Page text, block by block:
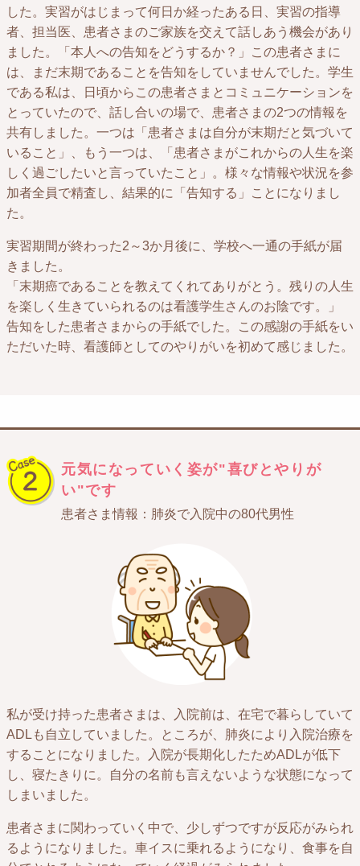
した。実習がはじまって何日か経ったある日、実習の指導
者、担当医、患者さまのご家族を交えて話しあう機会があり
ました。「本人への告知をどうするか？」この患者さまに
は、まだ末期であることを告知をしていませんでした。学生
である私は、日頃からこの患者さまとコミュニケーションを
とっていたので、話し合いの場で、患者さまの2つの情報を
共有しました。一つは「患者さまは自分が末期だと気づいて
いること」、もう一つは、「患者さまがこれからの人生を楽
しく過ごしたいと言っていたこと」。様々な情報や状況を参
加者全員で精査し、結果的に「告知する」ことになりまし
た。
実習期間が終わった2～3か月後に、学校へ一通の手紙が届
きました。
「末期癌であることを教えてくれてありがとう。残りの人生
を楽しく生きていられるのは看護学生さんのお陰です。」
告知をした患者さまからの手紙でした。この感謝の手紙をい
ただいた時、看護師としてのやりがいを初めて感じました。
元気になっていく姿が"喜びとやりが
い"です
患者さま情報：肺炎で入院中の80代男性
私が受け持った患者さまは、入院前は、在宅で暮らしていて
ADLも自立していました。ところが、肺炎により入院治療を
することになりました。入院が長期化したためADLが低下
し、寝たきりに。自分の名前も言えないような状態になって
しまいました。
患者さまに関わっていく中で、少しずつですが反応がみられ
るようになりました。車イスに乗れるようになり、食事を自